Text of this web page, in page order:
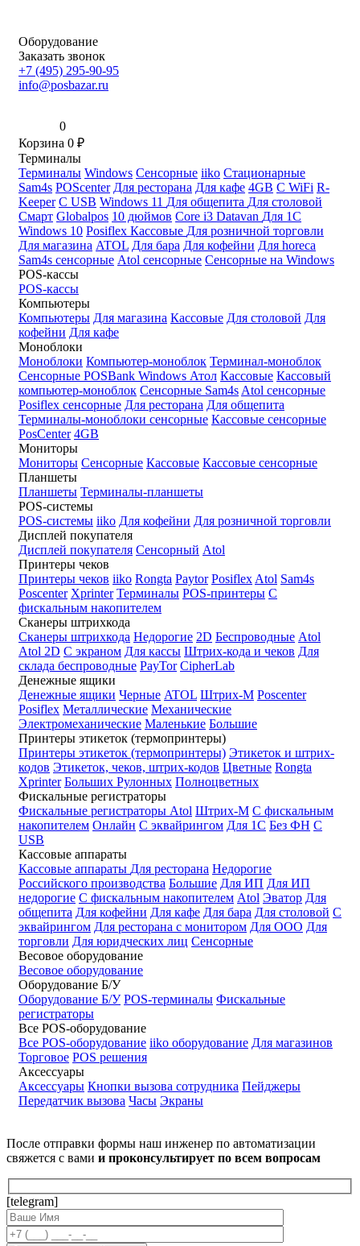
Оборудование
Заказать звонок
+7 (495) 295-90-95
info@posbazar.ru
0
Корзина 0 ₽
Терминалы
Терминалы Windows Сенсорные iiko Стационарные
Sam4s POScenter Для ресторана Для кафе 4GB С WiFi R-
Keeper С USB Windows 11 Для общепита Для столовой
Смарт Globalpos 10 дюймов Core i3 Datavan Для 1С
Windows 10 Posiflex Кассовые Для розничной торговли
Для магазина ATOL Для бара Для кофейни Для horeca
Sam4s сенсорные Atol сенсорные Сенсорные на Windows
POS-кассы
POS-кассы
Компьютеры
Компьютеры Для магазина Кассовые Для столовой Для
кофейни Для кафе
Моноблоки
Моноблоки Компьютер-моноблок Терминал-моноблок
Сенсорные POSBank Windows Атол Кассовые Кассовый
компьютер-моноблок Сенсорные Sam4s Atol сенсорные
Posiflex сенсорные Для ресторана Для общепита
Терминалы-моноблоки сенсорные Кассовые сенсорные
PosCenter 4GB
Мониторы
Мониторы Сенсорные Кассовые Кассовые сенсорные
Планшеты
Планшеты Терминалы-планшеты
POS-системы
POS-системы iiko Для кофейни Для розничной торговли
Дисплей покупателя
Дисплей покупателя Сенсорный Atol
Принтеры чеков
Принтеры чеков iiko Rongta Paytor Posiflex Atol Sam4s
Poscenter Xprinter Терминалы POS-принтеры С
фискальным накопителем
Сканеры штрихкода
Сканеры штрихкода Недорогие 2D Беспроводные Atol
Atol 2D С экраном Для кассы Штрих-кода и чеков Для
склада беспроводные PayTor CipherLab
Денежные ящики
Денежные ящики Черные ATOL Штрих-М Poscenter
Posiflex Металлические Механические
Электромеханические Маленькие Большие
Принтеры этикеток (термопринтеры)
Принтеры этикеток (термопринтеры) Этикеток и штрих-
кодов Этикеток, чеков, штрих-кодов Цветные Rongta
Xprinter Больших Рулонных Полноцветных
Фискальные регистраторы
Фискальные регистраторы Atol Штрих-М С фискальным
накопителем Онлайн С эквайрингом Для 1С Без ФН С
USB
Кассовые аппараты
Кассовые аппараты Для ресторана Недорогие
Российского производства Большие Для ИП Для ИП
недорогие С фискальным накопителем Atol Эватор Для
общепита Для кофейни Для кафе Для бара Для столовой С
эквайрингом Для ресторана с монитором Для ООО Для
торговли Для юридческих лиц Сенсорные
Весовое оборудование
Весовое оборудование
Оборудование Б/У
Оборудование Б/У POS-терминалы Фискальные
регистраторы
Все POS-оборудование
Все POS-оборудование iiko оборудование Для магазинов
Торговое POS решения
Аксессуары
Аксессуары Кнопки вызова сотрудника Пейджеры
Передатчик вызова Часы Экраны
После отправки формы наш инженер по автоматизации
свяжется с вами и проконсультирует по всем вопросам
[telegram]